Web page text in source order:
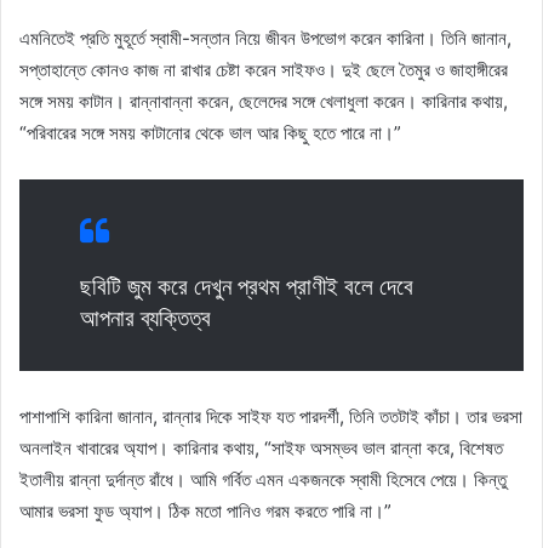
এমনিতেই প্রতি মুহূর্তে স্বামী-সন্তান নিয়ে জীবন উপভোগ করেন কারিনা। তিনি জানান,
সপ্তাহান্তে কোনও কাজ না রাখার চেষ্টা করেন সাইফও। দুই ছেলে তৈমুর ও জাহাঙ্গীরের
সঙ্গে সময় কাটান। রান্নাবান্না করেন, ছেলেদের সঙ্গে খেলাধুলা করেন। কারিনার কথায়,
“পরিবারের সঙ্গে সময় কাটানোর থেকে ভাল আর কিছু হতে পারে না।”
ছবিটি জুম করে দেখুন প্রথম প্রাণীই বলে দেবে
আপনার ব্যক্তিত্ব
পাশাপাশি কারিনা জানান, রান্নার দিকে সাইফ যত পারদর্শী, তিনি ততটাই কাঁচা। তার ভরসা
অনলাইন খাবারের অ্যাপ। কারিনার কথায়, “সাইফ অসম্ভব ভাল রান্না করে, বিশেষত
ইতালীয় রান্না দুর্দান্ত রাঁধে। আমি গর্বিত এমন একজনকে স্বামী হিসেবে পেয়ে। কিন্তু
আমার ভরসা ফুড অ্যাপ। ঠিক মতো পানিও গরম করতে পারি না।”